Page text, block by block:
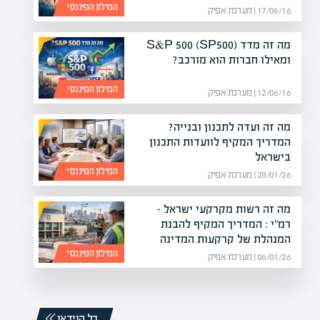
המילון הפיננסי 17/06/16 | מערכת אפיק
המילון הפיננסי
מה זה מדד S&P 500 (SP500)
ומאילו חברות הוא מורכב?
12/06/16 | מערכת אפיק
המילון הפיננסי
מה זה ועדה לתכנון ובנייה?
המדריך המקיף לוועדות התכנון
בישראל
28/01/26 | מערכת אפיק
המילון הפיננסי
מה זה רשות מקרקעי ישראל –
רמ"י : המדריך המקיף להבנת
המנהלת של קרקעות המדינה
06/01/26 | מערכת אפיק